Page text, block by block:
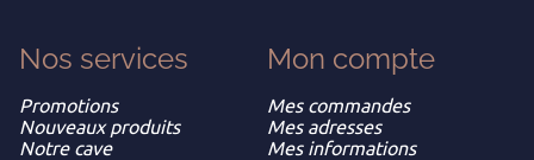
Nos services
Promotions
Nouveaux produits
Notre cave
Mon compte
Mes commandes
Mes adresses
Mes informations